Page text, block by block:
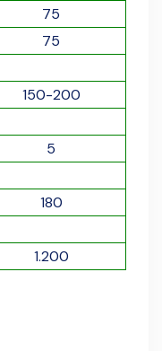
75
75
150-200
5
180
1.200